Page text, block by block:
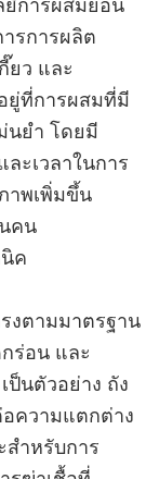
รการผลิต
ยว และ
ยู่ที่การผสมที่มี
ยำ โดยมี
ะเวลาในการ
าพเพิ่มขึ้น
คน
ค
งตามมาตรฐาน
ร่อน และ
นตัวอย่าง ถัง
ความแตกต่าง
ำหรับการ